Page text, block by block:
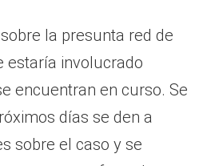
la presunta red de
estaría involucrado
encuentran en curso. Se
días se den a
sobre el caso y se